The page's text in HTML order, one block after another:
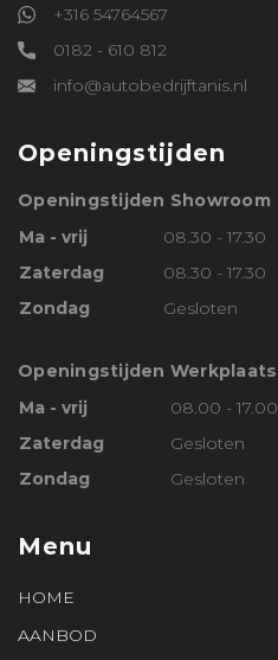
+316 54764567
0182 - 610 812
info@autobedrijftanis.nl
Openingstijden
Openingstijden Showroom
Ma - vrij
08.30 - 17.30
Zaterdag
08.30 - 17.30
Zondag
Gesloten
Openingstijden Werkplaats
Ma - vrij
08.00 - 17.00
Zaterdag
Gesloten
Zondag
Gesloten
Menu
HOME
AANBOD